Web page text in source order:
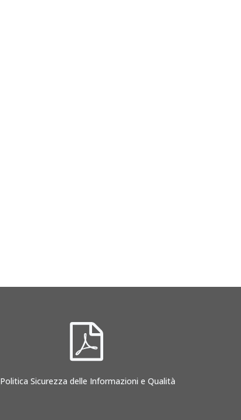
Politica Sicurezza delle Informazioni e Qualità